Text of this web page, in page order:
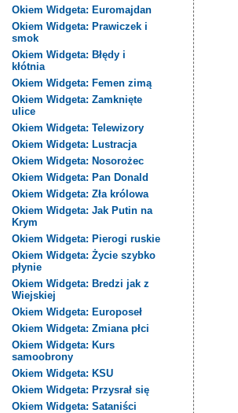
Okiem Widgeta: Euromajdan
Okiem Widgeta: Prawiczek i
smok
Okiem Widgeta: Błędy i
kłótnia
Okiem Widgeta: Femen zimą
Okiem Widgeta: Zamknięte
ulice
Okiem Widgeta: Telewizory
Okiem Widgeta: Lustracja
Okiem Widgeta: Nosorożec
Okiem Widgeta: Pan Donald
Okiem Widgeta: Zła królowa
Okiem Widgeta: Jak Putin na
Krym
Okiem Widgeta: Pierogi ruskie
Okiem Widgeta: Życie szybko
płynie
Okiem Widgeta: Bredzi jak z
Wiejskiej
Okiem Widgeta: Europoseł
Okiem Widgeta: Zmiana płci
Okiem Widgeta: Kurs
samoobrony
Okiem Widgeta: KSU
Okiem Widgeta: Przysrał się
Okiem Widgeta: Sataniści